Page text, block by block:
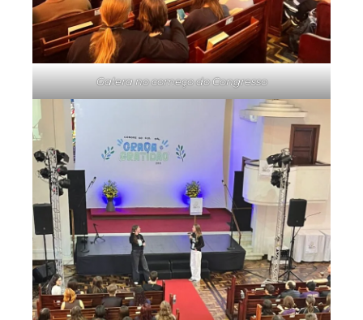
Galera no começo do Congresso